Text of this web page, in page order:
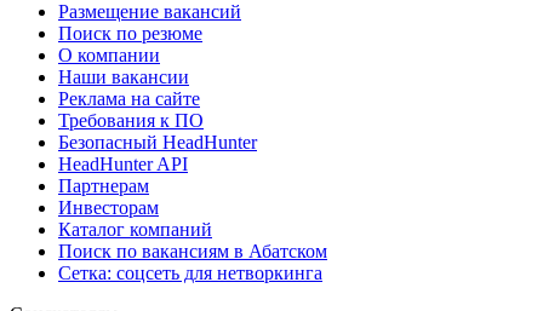
Размещение вакансий
Поиск по резюме
О компании
Наши вакансии
Реклама на сайте
Требования к ПО
Безопасный HeadHunter
HeadHunter API
Партнерам
Инвесторам
Каталог компаний
Поиск по вакансиям в Абатском
Сетка: соцсеть для нетворкинга